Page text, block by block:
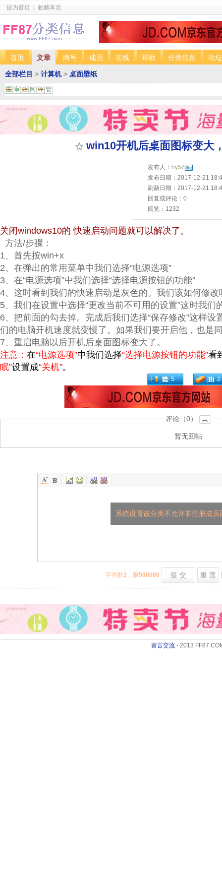
设为首页 收藏本页
首页 文章 商号 成员 在线 帮助 分类信息 论坛
全部栏目 > 计算机> 桌面壁纸
匿 审 效 阅 评 管
win10开机后桌面图标变大
发布人： hy58
发布日期：2017-12-21
刷新日期：2017-12-21
回复或评论：0
阅览：1232
关闭windows10的 快速启动问题就可以解决了。
方法/步骤：
1、首先按win+x
2、在弹出的常用菜单中我们选择“电源选项”
3、在“电源选项”中我们选择“选择电源按钮的功能”
4、这时看到我们的快速启动是灰色的。我们该如何修改
5、我们在设置中选择“更改当前不可用的设置”这时我们
6、把前面的勾去掉。完成后我们选择“保存修改”这样
们的电脑开机速度就变慢了。如果我们要开启他，也是
7、重启电脑以后开机后桌面图标变大了。
注意： 在“电源选项”中我们选择“选择电源按钮的功能”看
眠”设置成“关机”。
5 2
评论（0） ︽
暂无回帖
系统设置该分类不允许非注册成员
字符数1 ，限500000 提 交 重 置
留言交流 - 2013